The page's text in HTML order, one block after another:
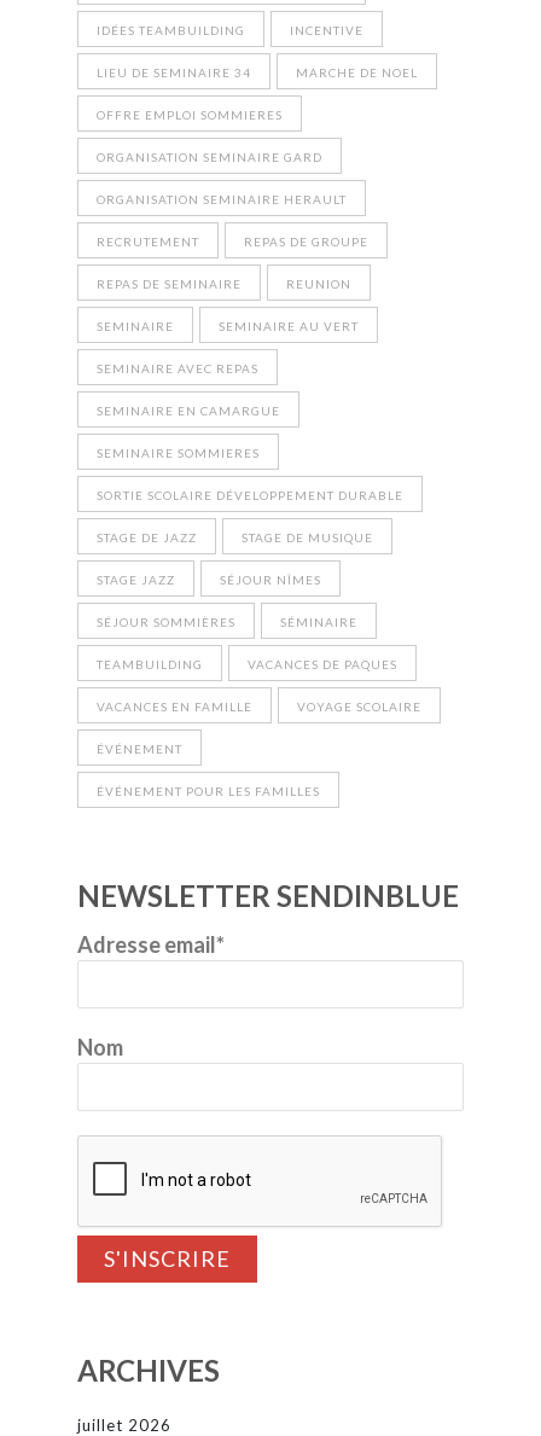
IDÉES TEAMBUILDING INCENTIVE
LIEU DE SEMINAIRE 34 MARCHE DE NOEL
OFFRE EMPLOI SOMMIERES
ORGANISATION SEMINAIRE GARD
ORGANISATION SEMINAIRE HERAULT
RECRUTEMENT REPAS DE GROUPE
REPAS DE SEMINAIRE REUNION
SEMINAIRE SEMINAIRE AU VERT
SEMINAIRE AVEC REPAS
SEMINAIRE EN CAMARGUE
SEMINAIRE SOMMIERES
SORTIE SCOLAIRE DÉVELOPPEMENT DURABLE
STAGE DE JAZZ STAGE DE MUSIQUE
STAGE JAZZ SÉJOUR NÎMES
SÉJOUR SOMMIÈRES SÉMINAIRE
TEAMBUILDING VACANCES DE PAQUES
VACANCES EN FAMILLE VOYAGE SCOLAIRE
ÉVÉNEMENT
ÉVÉNEMENT POUR LES FAMILLES
NEWSLETTER SENDINBLUE
Adresse email*
Nom
ARCHIVES
juillet 2026